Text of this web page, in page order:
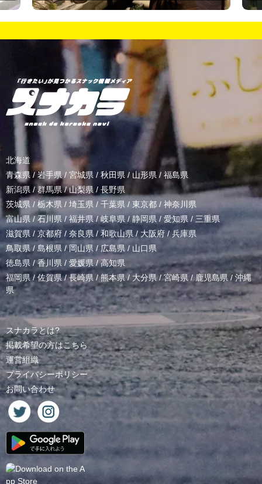
北海道
青森県 / 岩手県/ 宮城県 / 秋田県 / 山形県/ 福島県
新潟県 /群馬県/山梨県 / 長野県
茨城県 / 栃木県 / 埼玉県 / 千葉県 / 東京都 / 神奈川県
富山県 /石川県/福井県/岐阜県 / 静岡県 / 愛知県 / 三重県
滋賀県 / 京都府 / 奈良県 / 和歌山県/ 大阪府 /兵庫県
鳥取県/ 島根県 /岡山県/ 広島県 / 山口県
徳島県 /香川県 / 愛媛県/高知県
福岡県/佐賀県/長崎県 /熊本県/ 大分県/宮崎県 /鹿児島県 / 沖縄
県
スナカラとは?
掲載希望の方はこちら
運営組織
プライバシーポリシー
お問い合わせ